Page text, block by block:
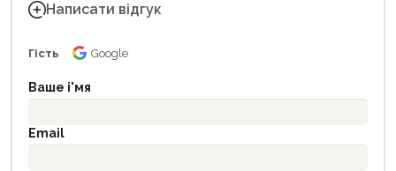
Написати відгук
Гість Google
Ваше і'мя
Email